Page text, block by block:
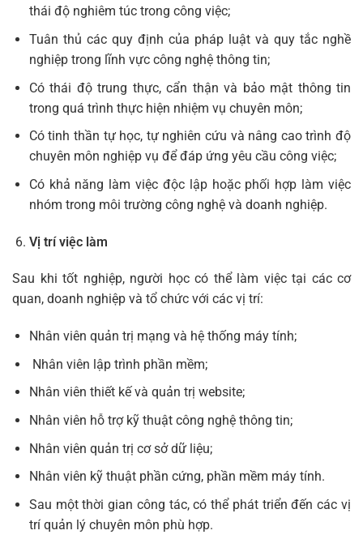
thái độ nghiêm túc trong công việc;
Tuân thủ các quy định của pháp luật và quy tắc nghề
nghiệp trong lĩnh vực công nghệ thông tin;
Có thái độ trung thực, cẩn thận và bảo mật thông tin
trong quá trình thực hiện nhiệm vụ chuyên môn;
Có tinh thần tự học, tự nghiên cứu và nâng cao trình độ
chuyên môn nghiệp vụ để đáp ứng yêu cầu công việc;
Có khả năng làm việc độc lập hoặc phối hợp làm việc
nhóm trong môi trường công nghệ và doanh nghiệp.
Vị trí việc làm
Sau khi tốt nghiệp, người học có thể làm việc tại các cơ
quan, doanh nghiệp và tổ chức với các vị trí:
Nhân viên quản trị mạng và hệ thống máy tính;
Nhân viên lập trình phần mềm;
Nhân viên thiết kế và quản trị website;
Nhân viên hỗ trợ kỹ thuật công nghệ thông tin;
Nhân viên quản trị cơ sở dữ liệu;
Nhân viên kỹ thuật phần cứng, phần mềm máy tính.
Sau một thời gian công tác, có thể phát triển đến các vị
trí quản lý chuyên môn phù hợp.